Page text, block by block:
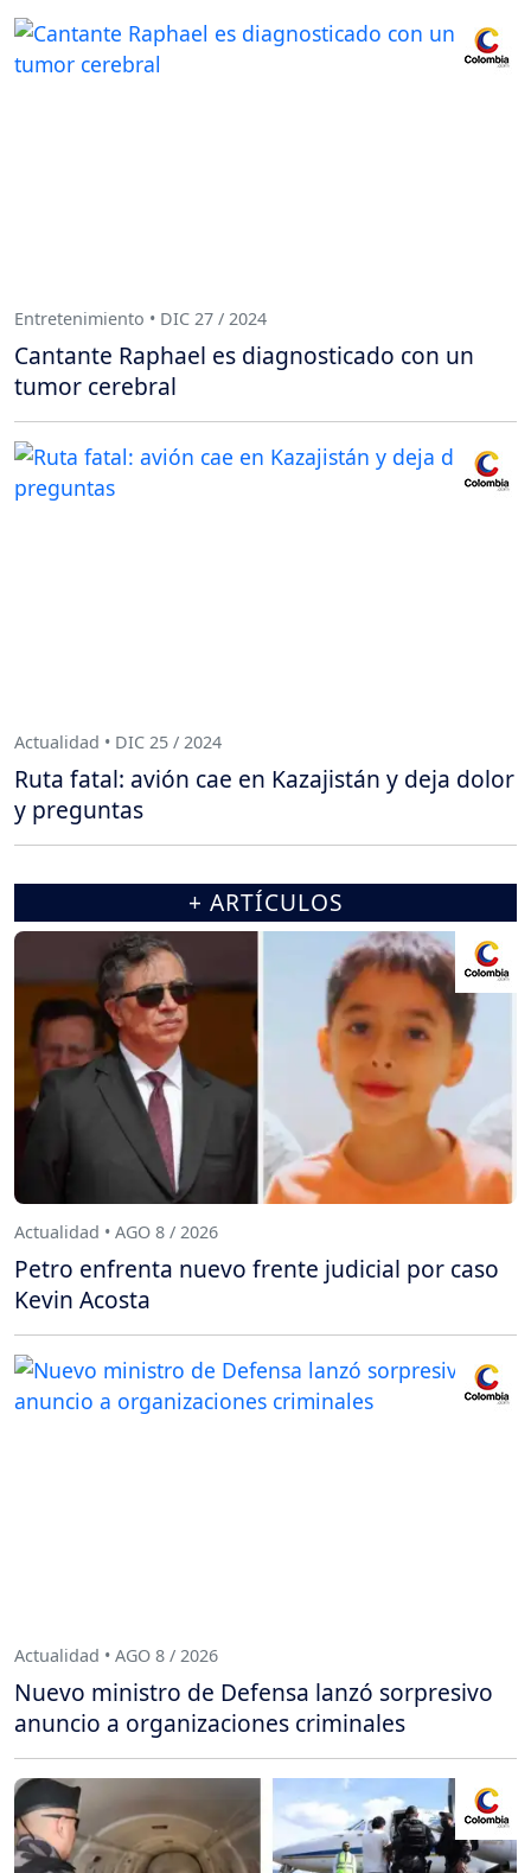
Entretenimiento • DIC 27 / 2024
Cantante Raphael es diagnosticado con un
tumor cerebral
Actualidad • DIC 25 / 2024
Ruta fatal: avión cae en Kazajistán y deja dolor
y preguntas
+ ARTÍCULOS
Actualidad • AGO 8 / 2026
Petro enfrenta nuevo frente judicial por caso
Kevin Acosta
Actualidad • AGO 8 / 2026
Nuevo ministro de Defensa lanzó sorpresivo
anuncio a organizaciones criminales